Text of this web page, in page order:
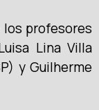
profesores
Lina Villa
y Guilherme